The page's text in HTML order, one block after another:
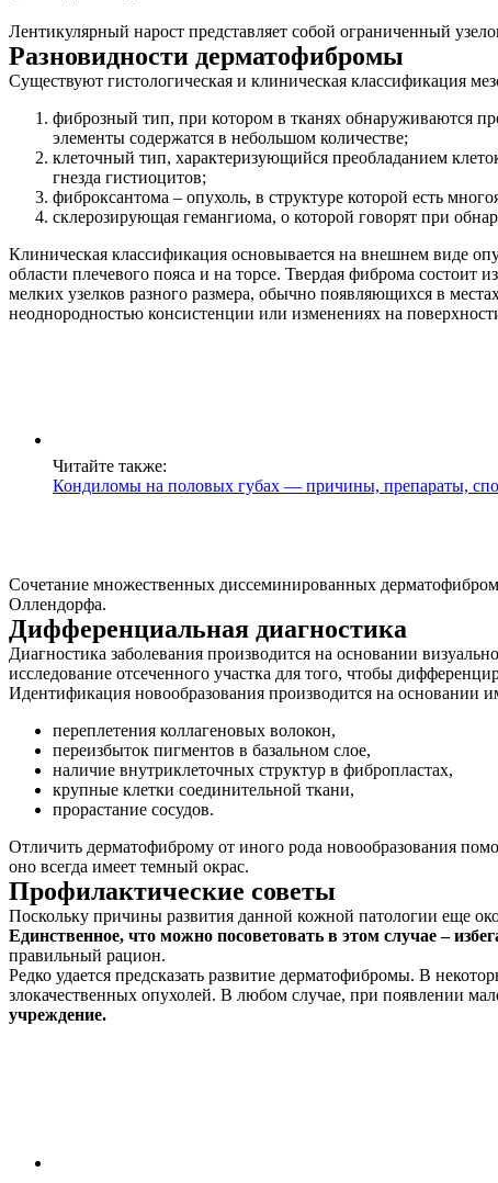
Лентикулярный нарост представляет собой ограниченный
Разновидности дерматофибромы
Существуют гистологическая и клиническая классификация
фиброзный тип, при котором в тканях обнаруживаются
элементы содержатся в небольшом количестве;
клеточный тип, характеризующийся преобладанием
гнезда гистиоцитов;
фиброксантома – опухоль, в структуре которой есть
склерозирующая гемангиома, о которой говорят при
Клиническая классификация основывается на внешнем виде
области плечевого пояса и на торсе. Твердая фиброма
мелких узелков разного размера, обычно появляющихся в
неоднородностью консистенции или изменениях на
Читайте также:
Кондиломы на половых губах — причины, препараты,
Сочетание множественных диссеминированных
Оллендорфа.
Дифференциальная диагностика
Диагностика заболевания производится на основании
исследование отсеченного участка для того, чтобы
Идентификация новообразования производится на
переплетения коллагеновых волокон,
переизбыток пигментов в базальном слое,
наличие внутриклеточных структур в фибропластах,
крупные клетки соединительной ткани,
прорастание сосудов.
Отличить дерматофиброму от иного рода новообразования
оно всегда имеет темный окрас.
Профилактические советы
Поскольку причины развития данной кожной патологии еще
Единственное, что можно посоветовать в этом случае –
правильный рацион.
Редко удается предсказать развитие дерматофибромы. В
злокачественных опухолей. В любом случае, при появлении
учреждение.